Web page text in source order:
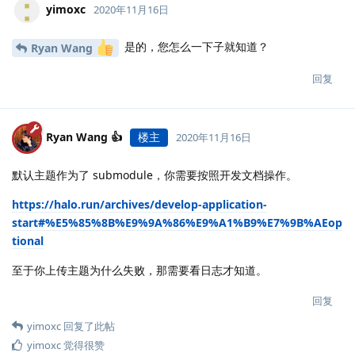
yimoxc 2020年11月16日
Ryan Wang 是的，您怎么一下子就知道？
回复
Ryan Wang 👍 楼主 2020年11月16日
默认主题作为了 submodule，你需要按照开发文档操作。
https://halo.run/archives/develop-application-
start#%E5%85%8B%E9%9A%86%E9%A1%B9%E7%9B%AEop
tional
至于你上传主题为什么失败，那需要看日志才知道。
回复
yimoxc 回复了此帖
yimoxc觉得很赞